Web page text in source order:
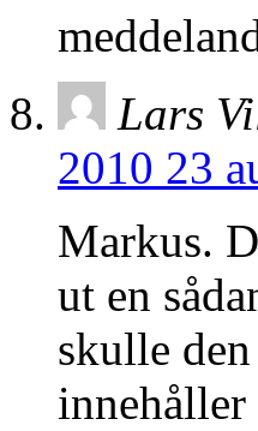
Lars
2010 23
Markus.
ut en
skulle